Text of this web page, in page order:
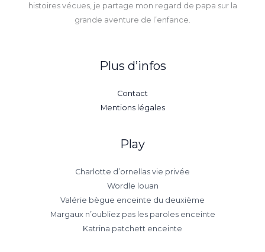
histoires vécues, je partage mon regard de papa sur la
grande aventure de l’enfance.
Plus d’infos
Contact
Mentions légales
Play
Charlotte d’ornellas vie privée
Wordle louan
Valérie bègue enceinte du deuxième
Margaux n’oubliez pas les paroles enceinte
Katrina patchett enceinte